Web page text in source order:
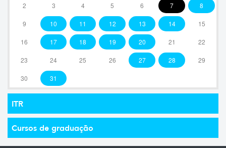
2 3 4 5 6 7 8
9 10 11 12 13 14 15
16 17 18 19 20 21 22
23 24 25 26 27 28 29
30 31
ITR
Cursos de graduação